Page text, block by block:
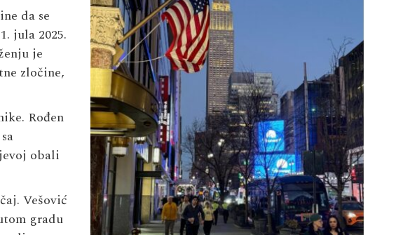
da se
jula 2025.
je
zločine,
Rođen
obali
Vešović
gradu